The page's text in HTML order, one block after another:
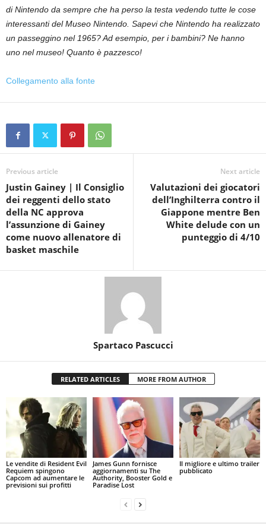
di Nintendo da sempre che ha perso la testa vedendo tutte le cose
interessanti del Museo Nintendo. Sapevi che Nintendo ha realizzato
un passeggino nel 1965? Ad esempio, per i bambini? Ne hanno
uno nel museo! Quanto è pazzesco!
Collegamento alla fonte
Previous article
Justin Gainey | Il Consiglio
dei reggenti dello stato
della NC approva
l’assunzione di Gainey
come nuovo allenatore di
basket maschile
Next article
Valutazioni dei giocatori
dell’Inghilterra contro il
Giappone mentre Ben
White delude con un
punteggio di 4/10
Spartaco Pascucci
RELATED ARTICLES MORE FROM AUTHOR
Le vendite di Resident Evil
Requiem spingono
Capcom ad aumentare le
previsioni sui profitti
James Gunn fornisce
aggiornamenti su The
Authority, Booster Gold e
Paradise Lost
Il migliore e ultimo trailer
pubblicato